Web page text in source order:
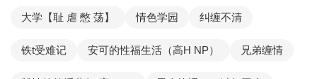
大学【耻 虐 憋 荡】 情色学园 纠缠不清
铁t受难记 安可的性福生活（高H NP） 兄弟缠情